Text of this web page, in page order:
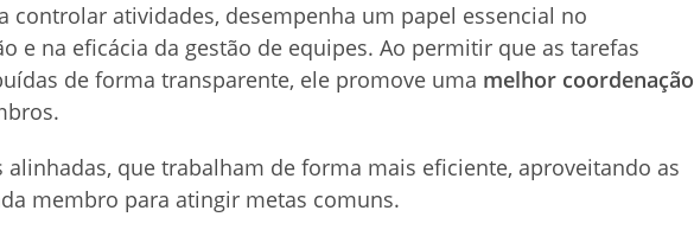
controlar atividades, desempenha um papel essencial no
e na eficácia da gestão de equipes. Ao permitir que as tarefas
de forma transparente, ele promove uma melhor coordenação
que trabalham de forma mais eficiente, aproveitando as
membro para atingir metas comuns.